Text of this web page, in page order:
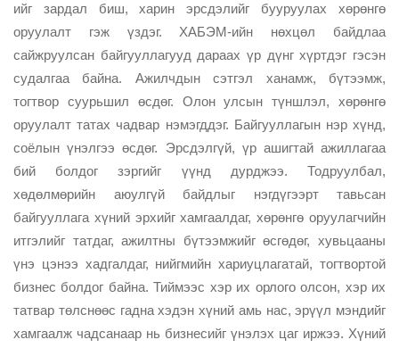
ийг зардал биш, харин эрсдэлийг бууруулах хөрөнгө
оруулалт гэж үздэг. ХАБЭМ-ийн нөхцөл байдлаа
сайжруулсан байгууллагууд дараах үр дүнг хүртдэг гэсэн
судалгаа байна. Ажилчдын сэтгэл ханамж, бүтээмж,
тогтвор суурьшил өсдөг. Олон улсын түншлэл, хөрөнгө
оруулалт татах чадвар нэмэгддэг. Байгууллагын нэр хүнд,
соёлын үнэлгээ өсдөг. Эрсдэлгүй, үр ашигтай ажиллагаа
бий болдог зэргийг үүнд дурджээ. Тодруулбал,
хөдөлмөрийн аюулгүй байдлыг нэгдүгээрт тавьсан
байгууллага хүний эрхийг хамгаалдаг, хөрөнгө оруулагчийн
итгэлийг татдаг, ажилтны бүтээмжийг өсгөдөг, хувьцааны
үнэ цэнээ хадгалдаг, нийгмийн хариуцлагатай, тогтвортой
бизнес болдог байна. Тиймээс хэр их орлого олсон, хэр их
татвар төлснөөс гадна хэдэн хүний амь нас, эрүүл мэндийг
хамгаалж чадсанаар нь бизнесийг үнэлэх цаг иржээ. Хүний